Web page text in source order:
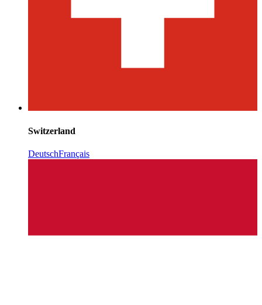
Switzerland
DeutschFrançais